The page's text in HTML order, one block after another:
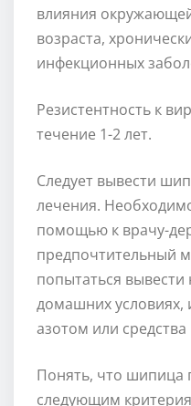
влияния
возраста,
инфекционных
Резистентность к
течение 1-2 лет.
Следует вывести
лечения.
помощью к врачу-
предпочтительный
попытаться вывести
домашних условиях,
азотом или
Понять, что шипица
следующим